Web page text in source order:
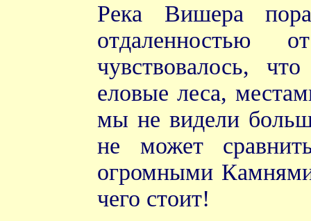
Река Вишера
чувствовалось,
еловые леса,
мы не видели
не может
огромными
чего стоит!